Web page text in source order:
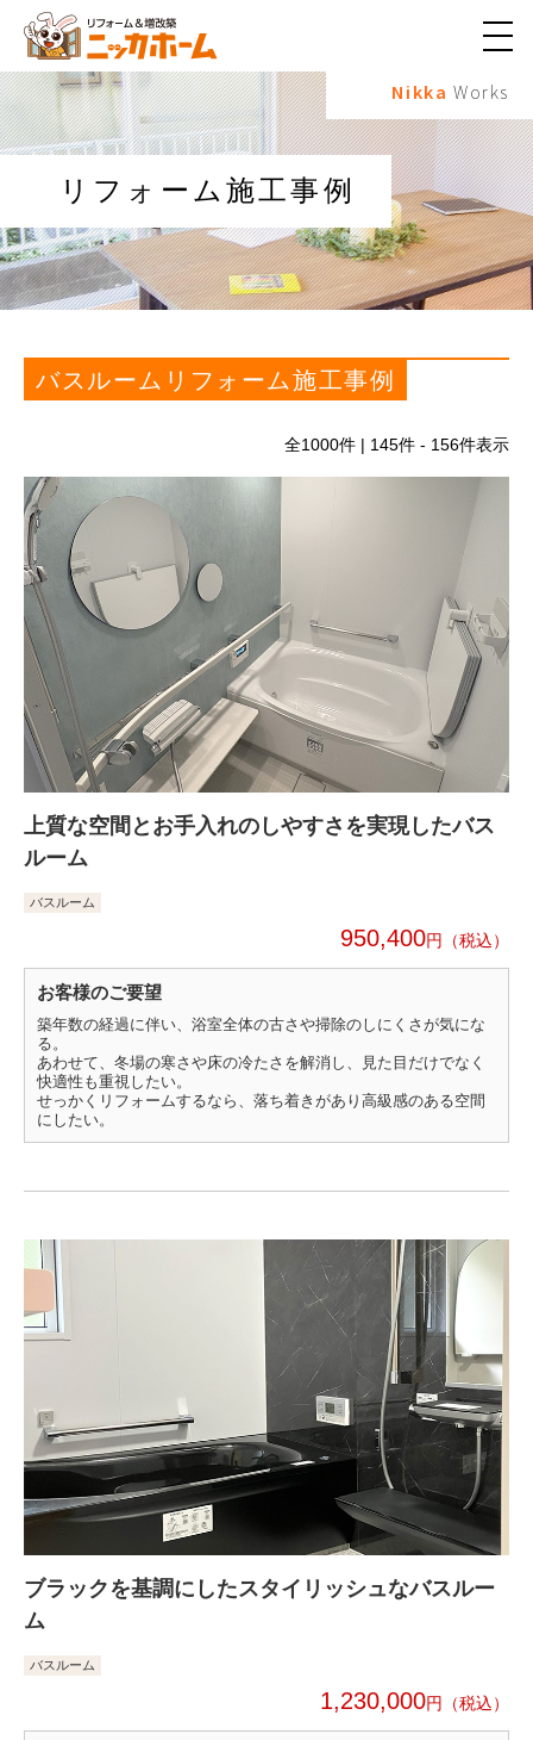
メ
ュ
ボ
タ
ン
Nikka Works
リフォーム施工事例
バスルームリフォーム施工事例
全1000件 | 145件 - 156件表示
上質な空間とお手入れのしやすさを実現したバス
ルーム
バスルーム
950,400円
お客様のご要望
築年数の経過に伴い、浴室全体の古さや掃除のしにくさが気にな
る。
あわせて、冬場の寒さや床の冷たさを解消し、見た目だけでなく
快適性も重視したい。
せっかくリフォームするなら、落ち着きがあり高級感のある空間
にしたい。
ブラックを基調にしたスタイリッシュなバスルー
ム
バスルーム
1,230,000円